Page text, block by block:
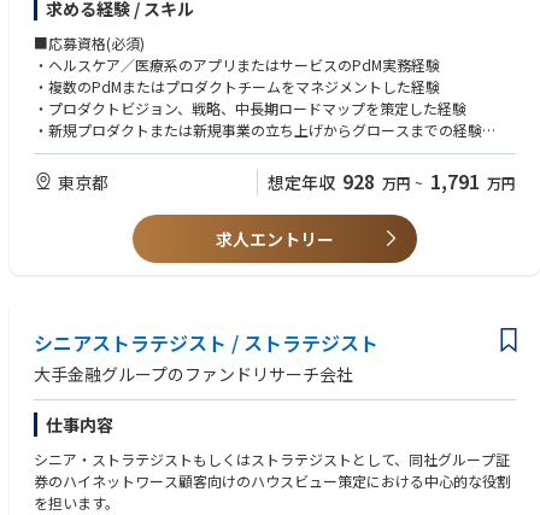
＊当社では日常的にCopilot（生成AI）の業務活用を取り入れており、最先
端のトレーニング受講も可能です。
を持ったうえで解決するべく、自社が有するソブリンクラウドや国産LLM
などの先端技術、通信事業で培った社会インフラとしての基盤、さらにグ
ループ企業が持つ国内有数の顧客接点を掛け合わせ、国民的なヘルスケア
プラットフォームの創出に挑戦しています。
その第一歩として、外部パートナーとの協業を発表しました。今後は、
ータを安全に管理し、主体的に利活用できる環境を構築していきます。
さらに、AIパーソナルアシスタントによって、日々の健康管理から医療機
関への適切な受診支援までをシームレスにつなぎ、一人ひとりが必要なタ
イミングで最適なサポートを受けられる新たなヘルスケアアプリを立ち上
制、国民の健康寿命の延伸、企業の健康経営支援に貢献していきます。
社会課題の解決と巨大な新規事業の創出を同時に実現する、極めてチャレ
ンジングな領域ですが、日本のヘルスケア・医療の未来を、テクノロジー
と事業の力で本気で変えていく。その挑戦に、ともに取り組む仲間を募集
しています。
■職務内容
求める経験 / スキル
■応募資格(必須)
・ヘルスケア／医療系のアプリまたはサービスのPdM実務経験
・複数のPdMまたはプロダクトチームをマネジメントした経験
・プロダクトビジョン、戦略、中長期ロードマップを策定した経験
・新規プロダクトまたは新規事業の立ち上げからグロースまでの経験
・PRD、要求仕様、要件定義、KPI設計などに関する豊富な経験
・エンジニアリング、デザイン、事業部門と協働したプロダクト開発経験
・組織目標の設定、人材育成、評価、採用などのピープルマネジメント経
・不確実性の高い環境で、自ら方針を定めて組織を前進させた経験
・BtoC、BtoB、BtoG、BtoBtoCを横断するプロダクトの経験
・大規模アプリまたは大規模ユーザー基盤を持つサービスの経験
・プロダクトオペレーションやPdM育成制度の構築経験
・AI、データ分析、レコメンドなどを活用したプロダクト経験
・個人情報保護、医療情報、セキュリティ、医療関連規制に関する知識
東京都 想定年収 928 万円 ~ 1,791 万円
求人エントリー
シニアストラテジスト / ストラテジスト
大手金融グループのファンドリサーチ会社
仕事内容
シニア・ストラテジストもしくはストラテジストとして、同社グループ証
券のハイネットワース顧客向けのハウスビュー策定における中心的な役割
を担います。